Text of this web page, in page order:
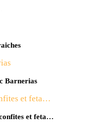
Barnerias
et feta…